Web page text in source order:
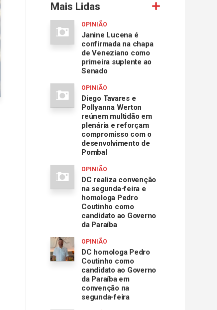
Mais Lidas
OPINIÃO
Janine Lucena é
confirmada na chapa
de Veneziano como
primeira suplente ao
Senado
OPINIÃO
Diego Tavares e
Pollyanna Werton
reúnem multidão em
plenária e reforçam
compromisso com o
desenvolvimento de
Pombal
OPINIÃO
DC realiza convenção
na segunda-feira e
homologa Pedro
Coutinho como
candidato ao Governo
da Paraíba
OPINIÃO
DC homologa Pedro
Coutinho como
candidato ao Governo
da Paraíba em
convenção na
segunda-feira